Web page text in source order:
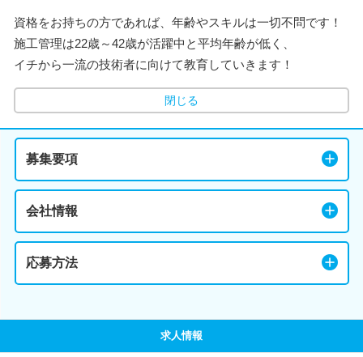
資格をお持ちの方であれば、年齢やスキルは一切不問です！
施工管理は22歳～42歳が活躍中と平均年齢が低く、
イチから一流の技術者に向けて教育していきます！
閉じる
募集要項
会社情報
応募方法
求人情報